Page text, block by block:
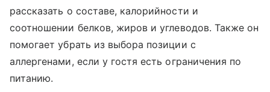
рассказать о составе, калорийности и
соотношении белков, жиров и углеводов. Также он
помогает убрать из выбора позиции с
аллергенами, если у гостя есть ограничения по
питанию.